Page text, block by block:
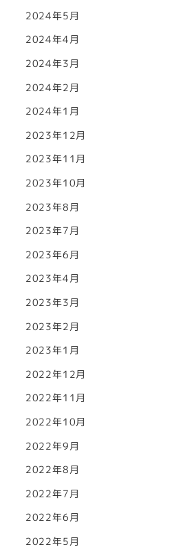
2024年5月
2024年4月
2024年3月
2024年2月
2024年1月
2023年12月
2023年11月
2023年10月
2023年8月
2023年7月
2023年6月
2023年4月
2023年3月
2023年2月
2023年1月
2022年12月
2022年11月
2022年10月
2022年9月
2022年8月
2022年7月
2022年6月
2022年5月